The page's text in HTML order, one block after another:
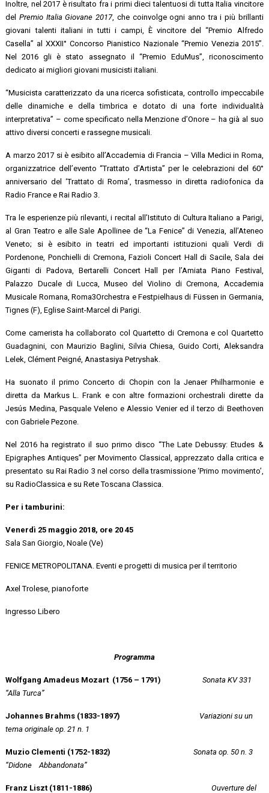
Inoltre, nel 2017 è risultato fra i primi dieci talentuosi di tutta Italia vincitore
delPremio Italia Giovane 2017, che coinvolge ogni anno tra i più brillanti
giovani talenti italiani in tutti i campi, È vincitore del “Premio Alfredo
Casella” al XXXII° Concorso Pianistico Nazionale “Premio Venezia 2015”.
Nel 2016 gli è stato assegnato il “Premio EduMus”, riconoscimento
dedicato ai migliori giovani musicisti italiani.
“Musicista caratterizzato da una ricerca sofisticata, controllo impeccabile
delle dinamiche e della timbrica e dotato di una forte individualità
interpretativa” – come specificato nella Menzione d’Onore – ha già al suo
attivo diversi concerti e rassegne musicali.
A marzo 2017 si è esibito all’Accademia di Francia – Villa Medici in Roma,
organizzatrice dell’evento “Trattato d’Artista” per le celebrazioni del 60°
anniversario del ‘Trattato di Roma’, trasmesso in diretta radiofonica da
Radio France e Rai Radio 3.
Tra le esperienze più rilevanti, i recital all’Istituto di Cultura Italiano a Parigi,
al Gran Teatro e alle Sale Apollinee de “La Fenice” di Venezia, all’Ateneo
Veneto; si è esibito in teatri ed importanti istituzioni quali Verdi di
Pordenone, Ponchielli di Cremona, Fazioli Concert Hall di Sacile, Sala dei
Giganti di Padova, Bertarelli Concert Hall per l’Amiata Piano Festival,
Palazzo Ducale di Lucca, Museo del Violino di Cremona, Accademia
Musicale Romana, Roma3Orchestra e Festpielhaus di Füssen in Germania,
Tignes (F), Eglise Saint-Marcel di Parigi.
Come camerista ha collaborato col Quartetto di Cremona e col Quartetto
Guadagnini, con Maurizio Baglini, Silvia Chiesa, Guido Corti, Aleksandra
Lelek, Clément Peigné, Anastasiya Petryshak.
Ha suonato il primo Concerto di Chopin con la Jenaer Philharmonie e
diretta da Markus L. Frank e con altre formazioni orchestrali dirette da
Jesús Medina, Pasquale Veleno e Alessio Venier ed il terzo di Beethoven
con Gabriele Pezone.
Nel 2016 ha registrato il suo primo disco “The Late Debussy: Etudes &
Epigraphes Antiques” per Movimento Classical, apprezzato dalla critica e
presentato su Rai Radio 3 nel corso della trasmissione ‘Primo movimento’,
su RadioClassica e su Rete Toscana Classica.
Per i tamburini:
Venerdì 25 maggio 2018, ore 20 45
Sala San Giorgio, Noale (Ve)
FENICE METROPOLITANA. Eventi e progetti di musica per il territorio
Axel Trolese, pianoforte
Ingresso Libero
Programma
Wolfgang Amadeus Mozart (1756 – 1791)Sonata KV 331
“Alla Turca”
Johannes Brahms (1833-1897) Variazioni su un
tema originale op. 21 n. 1
Muzio Clementi (1752-1832)Sonata op. 50 n. 3
“DidoneAbbandonata”
Franz Liszt (1811-1886)
Ouverture del